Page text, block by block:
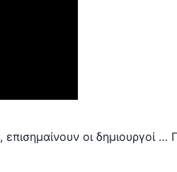
, επισημαίνουν οι δημιουργοί …